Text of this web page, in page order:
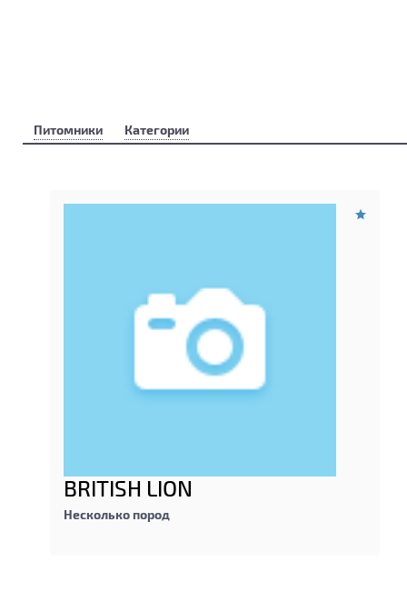
Питомники Категории
BRITISH LION
Несколько пород